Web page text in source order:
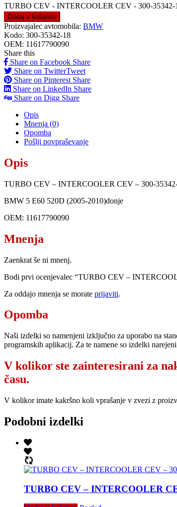
TURBO CEV - INTERCOOLER CEV - 300-35342-
Dodaj v košarico
Proizvajalec avtomobila: BMW
Kodo: 300-35342-18
OEM: 11617790090
Share this
Share on Facebook Share
Share on TwitterTweet
Share on Pinterest Share
Share on LinkedIn Share
Share on Digg Share
Opis
Mnenja (0)
Opomba
Pošlji povpraševanje
Opis
TURBO CEV – INTERCOOLER CEV – 300-
BMW 5 E60 520D (2005-2010)donje
OEM: 11617790090
Mnenja
Zaenkrat še ni mnenj.
Bodi prvi ocenjevalec “TURBO CEV –
Za oddajo mnenja se morate prijaviti.
Opomba
Naši izdelki so namenjeni izključno za uporabo na
programskih aplikacij. Za te namene so izdelki
V kolikor ste zainteresirani za
času.
V kolikor imate kakršno koli vprašanje v zvezi z
Podobni izdelki
TURBO CEV – INTERCOOLER